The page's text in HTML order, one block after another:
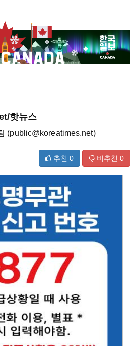
핫뉴스
(public@koreatimes.net)
추천 0 비추천 0